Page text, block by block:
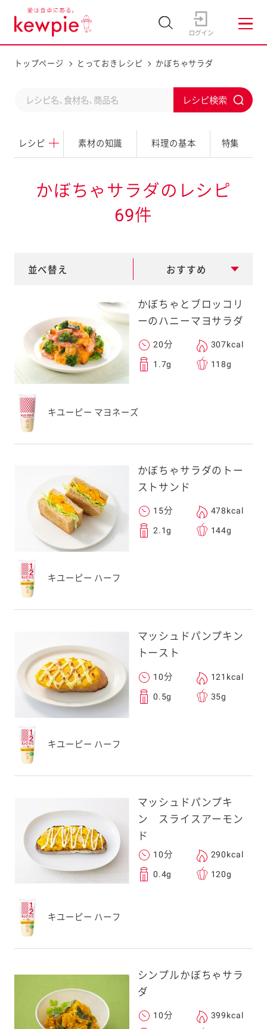
トップページ とっておきレシピ かぼちゃサラダ
レシピ 素材の知識 料理の基本 特集
d
b
t
かぼちゃサラダのレシピ
69件
並べ替え おすすめ
かぼちゃとブロッコリ
ーのハニーマヨサラダ
20分 307kcal
1.7g 118g
キユーピー マヨネーズ
かぼちゃサラダのトー
ストサンド
15分 478kcal
2.1g 144g
キユーピー ハーフ
マッシュドパンプキン
トースト
10分 121kcal
0.5g 35g
キユーピー ハーフ
マッシュドパンプキ
ン スライスアーモン
ド
10分 290kcal
0.4g 120g
キユーピー ハーフ
シンプルかぼちゃサラ
ダ
10分 399kcal